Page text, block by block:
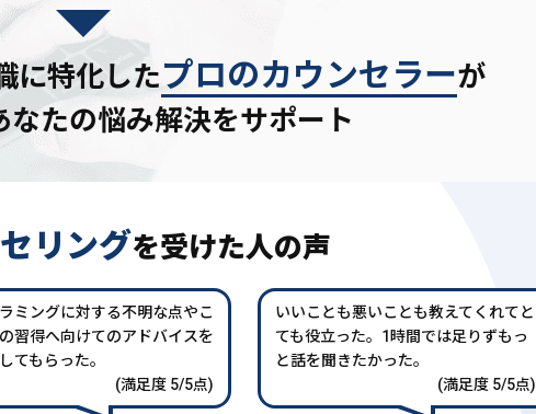
に特化したプロのカウンセラーが
なたの悩み解決をサポート
リングを受けた人の声
ミングに対する不明な点やこ
習得へ向けてのアドバイスを
てもらった。
(満足度 5/5点)
いいことも悪いことも教えてくれてと
ても役立った。1時間では足りずもっ
と話を聞きたかった。
(満足度 5/5点)